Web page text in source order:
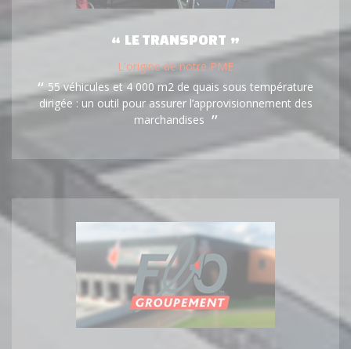
LE TRANSPORT
L'origine de notre PME
55 véhicules et 4 000 m2 de quais sous température
dirigée : un outil pour assurer l’approvisionnement des
marchandises